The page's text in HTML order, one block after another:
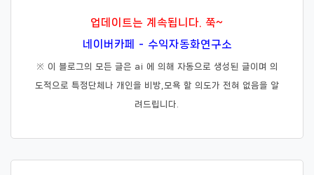
업데이트는 계속됩니다. 쭉~
네이버카페 - 수익자동화연구소
※ 이 블로그의 모든 글은 ai 에 의해 자동으로 생성된 글이며 의
도적으로 특정단체나 개인을 비방,모욕 할 의도가 전혀 없음을 알
려드립니다.